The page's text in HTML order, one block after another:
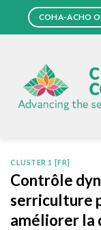
COHA-ACHO
CLUSTER 1 [FR]
Contrôle
serriculture
améliorer la